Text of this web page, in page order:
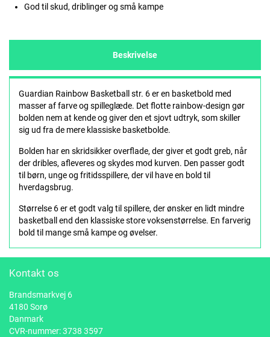
God til skud, driblinger og små kampe
Beskrivelse
Guardian Rainbow Basketball str. 6 er en basketbold med
masser af farve og spilleglæde. Det flotte rainbow-design gør
bolden nem at kende og giver den et sjovt udtryk, som skiller
sig ud fra de mere klassiske basketbolde.
Bolden har en skridsikker overflade, der giver et godt greb, når
der dribles, afleveres og skydes mod kurven. Den passer godt
til børn, unge og fritidsspillere, der vil have en bold til
hverdagsbrug.
Størrelse 6 er et godt valg til spillere, der ønsker en lidt mindre
basketball end den klassiske store voksenstørrelse. En farverig
bold til mange små kampe og øvelser.
Kontakt os
Brandsmarkvej 6
4180 Sorø
Danmark
CVR-nummer: 3738 3597